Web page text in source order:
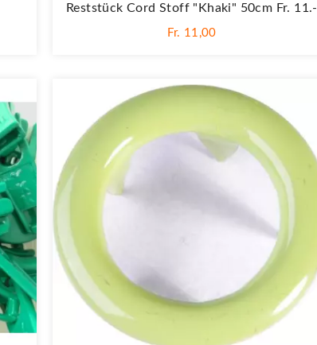
Reststück Cord Stoff "khaki" 50cm Fr. 11.-
Fr. 11,00